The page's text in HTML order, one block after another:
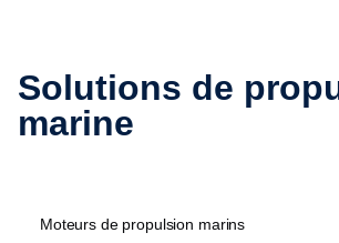
Solutions de propulsion
marine
Moteurs de propulsion marins